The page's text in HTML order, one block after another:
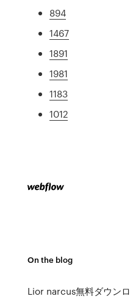
894
1467
1891
1981
1183
1012
On the blog
Lior narcus無料ダウンロ